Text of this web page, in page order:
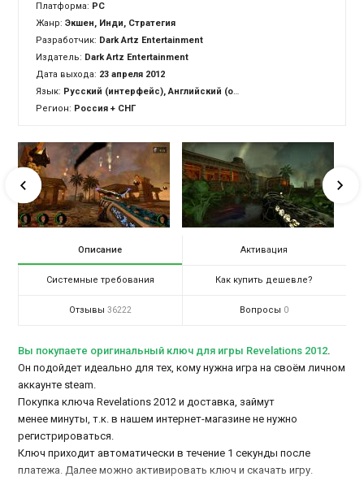
Платформа: PC
Жанр:Экшен, Инди, Стратегия
Разработчик: Dark Artz Entertainment
Издатель: Dark Artz Entertainment
Дата выхода: 23 апреля 2012
Язык: Русский (интерфейс), Английский (озвучка + интерфейс)
Регион: Россия + СНГ
Описание Активация
Системные требования Как купить дешевле?
Отзывы 36222 Вопросы 0
Вы покупаете оригинальный ключ для игры Revelations 2012.
Он подойдет идеально для тех, кому нужна игра на своём личном
аккаунте steam.
Покупка ключа Revelations 2012 и доставка, займут
менее минуты, т.к. в нашем интернет-магазине не нужно
регистрироваться.
Ключ приходит автоматически в течение 1 секунды после
платежа. Далее можно активировать ключ и скачать игру.